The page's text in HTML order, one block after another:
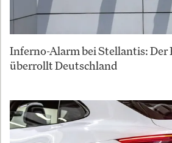
Inferno-Alarm bei Stellantis: Der
überrollt Deutschland